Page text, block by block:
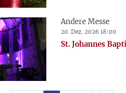
Andere Messe
20. Dez. 2026 18:00
St. Johannes